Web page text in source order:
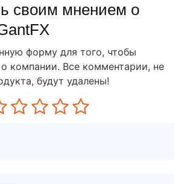
своим мнением о
форму для того, чтобы
компании. Все комментарии, не
будут удалены!